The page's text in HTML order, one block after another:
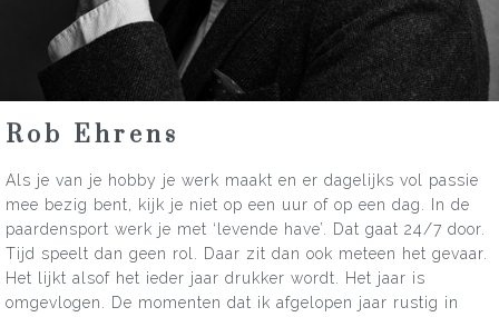
Rob Ehrens
Als je van je hobby je werk maakt en er dagelijks vol passie
mee bezig bent, kijk je niet op een uur of op een dag. In de
paardensport werk je met ‘levende have’. Dat gaat 24/7 door.
Tijd speelt dan geen rol. Daar zit dan ook meteen het gevaar.
Het lijkt alsof het ieder jaar drukker wordt. Het jaar is
omgevlogen. De momenten dat ik afgelopen jaar rustig in